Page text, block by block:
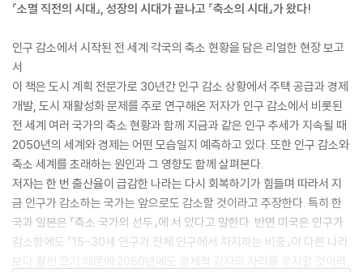
『소멸 직전의 시대』, 성장의 시대가 끝나고 『축소의 시대』가 왔다!
인구 감소에서 시작된 전 세계 각국의 축소 현황을 담은 리얼한 현장 보고
서
이 책은 도시 계획 전문가로 30년간 인구 감소 상황에서 주택 공급과 경제
개발, 도시 재활성화 문제를 주로 연구해온 저자가 인구 감소에서 비롯된
전 세계 여러 국가의 축소 현황과 함께 지금과 같은 인구 추세가 지속될 때
2050년의 세계와 경제는 어떤 모습일지 예측하고 있다. 또한 인구 감소와
축소 세계를 초래하는 원인과 그 영향도 함께 살펴본다.
저자는 한 번 출산율이 급감한 나라는 다시 회복하기가 힘들며 따라서 지
금 인구가 감소하는 국가는 앞으로도 감소할 것이라고 주장한다. 특히 한
국과 일본은 『축소 국가의 선두』에 서 있다고 말한다. 반면 미국은 인구가
감소함에도 『15-30세 인구가 전체 인구에서 차지하는 비중』이 다른 나라
보다 훨씬 크기 때문에 2050년에도 경제적 강자의 자리를 유지할 것이라